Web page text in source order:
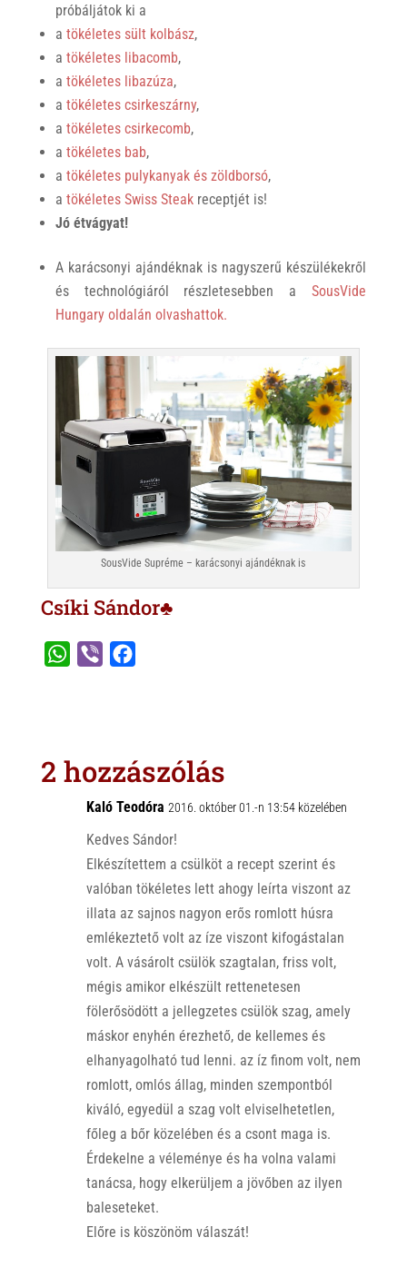
próbáljátok ki a
a tökéletes sült kolbász,
a tökéletes libacomb,
a tökéletes libazúza,
a tökéletes csirkeszárny,
a tökéletes csirkecomb,
a tökéletes bab,
a tökéletes pulykanyak és zöldborsó,
a tökéletes Swiss Steakreceptjét is!
Jó étvágyat!
A karácsonyi ajándéknak is nagyszerű készülékekről
és technológiáról részletesebben aSousVide
Hungary oldalán olvashattok.
SousVide Supréme – karácsonyi ajándéknak is
Csíki Sándor♣
A
o
o
k
2 hozzászólás
Kaló Teodóra 2016. október 01.-n 13:54 közelében
Kedves Sándor!
Elkészítettem a csülköt a recept szerint és
valóban tökéletes lett ahogy leírta viszont az
illata az sajnos nagyon erős romlott húsra
emlékeztető volt az íze viszont kifogástalan
volt. A vásárolt csülök szagtalan, friss volt,
mégis amikor elkészült rettenetesen
fölerősödött a jellegzetes csülök szag, amely
máskor enyhén érezhető, de kellemes és
elhanyagolható tud lenni. az íz finom volt, nem
romlott, omlós állag, minden szempontból
kiváló, egyedül a szag volt elviselhetetlen,
főleg a bőr közelében és a csont maga is.
Érdekelne a véleménye és ha volna valami
tanácsa, hogy elkerüljem a jövőben az ilyen
baleseteket.
Előre is köszönöm válaszát!